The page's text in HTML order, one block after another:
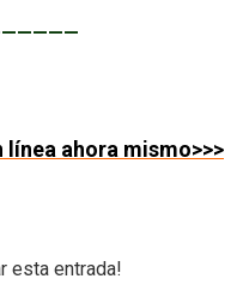
ahora mismo>>>
esta entrada!